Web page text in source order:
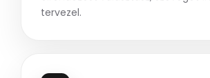
tervezel.